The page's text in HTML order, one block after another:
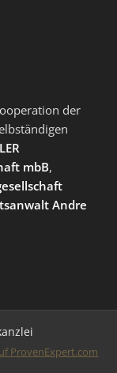
der
mbB,
Andre
ProvenExpert.com